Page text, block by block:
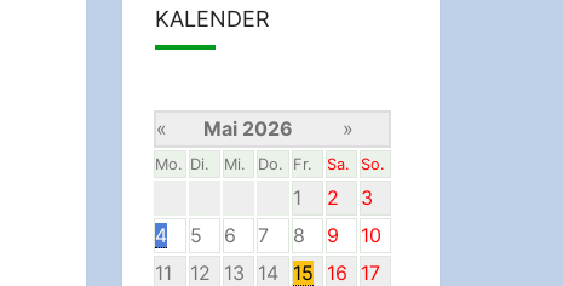
KALENDER
« Mai 2026 »
Mo. Di. Mi. Do. Fr. Sa. So.
1 2
3
4
5 6 7 8 9
10
11
12 13 14 15 16
17